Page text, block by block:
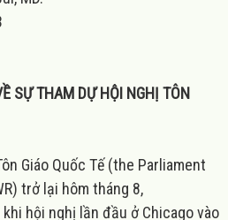
SỰ THAM DỰ HỘI NGHỊ TÔN
Giáo Quốc Tế(the Parliament
trở lại hôm tháng 8,
khi hội nghị lần đầu ở Chicagovào